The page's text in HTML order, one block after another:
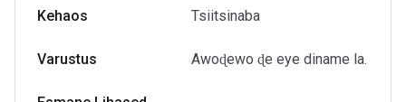
Kehaos Tsiitsinaba
Varustus Awoɖewo ɖe eye diname la.